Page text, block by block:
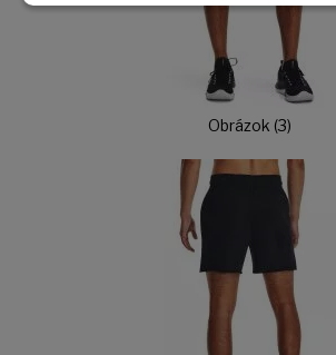
Obrázok (3)